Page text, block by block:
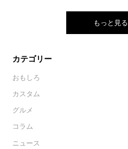
もっと見る
カテゴリー
おもしろ
カスタム
グルメ
コラム
ニュース